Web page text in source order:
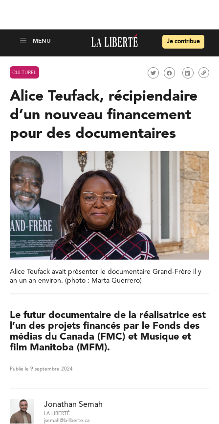
Je contribue
CULTUREL
Alice Teufack, récipiendaire
d’un nouveau financement
pour des documentaires
Alice Teufack avait présenter le documentaire Grand-Frère il y
an un an environ. (photo : Marta Guerrero)
Le futur documentaire de la réalisatrice est
l’un des projets financés par le Fonds des
médias du Canada (FMC) et Musique et
film Manitoba (MFM).
Publié le 9 septembre 2024
Jonathan Semah
LA LIBERTÉ
jsemah@la-liberte.ca